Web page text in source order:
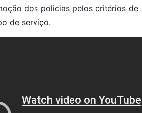
dos policias pelos critérios de
de serviço.